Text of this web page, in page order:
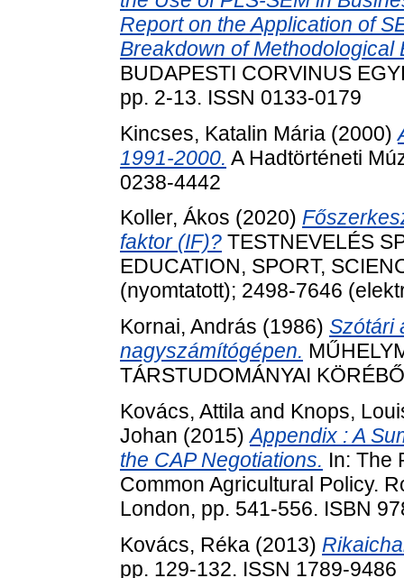
Report on the Application of
Breakdown of Methodological
BUDAPESTI CORVINUS
pp. 2-13. ISSN 0133-0179
Kincses, Katalin Mária (2000)
1991-2000. A Hadtörténeti
0238-4442
Koller, Ákos (2020)
faktor (IF)? TESTNEVELÉS
EDUCATION, SPORT,
(nyomtatott); 2498-7646
Kornai, András (1986) Szótári
nagyszámítógépen.
TÁRSTUDOMÁNYAI
Kovács, Attila and Knops,
Johan (2015)Appendix : A
the CAP Negotiations. In: The
Common Agricultural Policy.
London, pp. 541-556. ISBN
Kovács, Réka (2013)
pp. 129-132. ISSN 1789-9486